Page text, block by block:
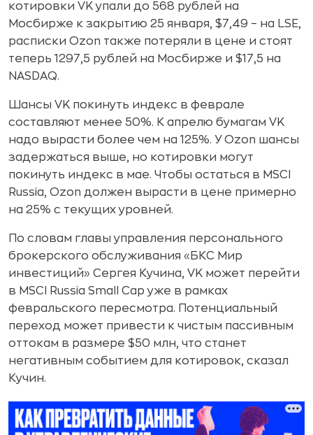
котировки VK упали до 568 рублей на
Мосбирже к закрытию 25 января, $7,49 – на LSE,
расписки Ozon также потеряли в цене и стоят
теперь 1297,5 рублей на Мосбирже и $17,5 на
NASDAQ.
Шансы VK покинуть индекс в феврале
составляют менее 50%. К апрелю бумагам VK
надо вырасти более чем на 125%. У Ozon шансы
задержаться выше, но котировки могут
покинуть индекс в мае. Чтобы остаться в MSCI
Russia, Ozon должен вырасти в цене примерно
на 25% с текущих уровней.
По словам главы управления персонального
брокерского обслуживания «БКС Мир
инвестиций» Сергея Кучина, VK может перейти
в MSCI Russia Small Cap уже в рамках
февральского пересмотра. Потенциальный
переход может привести к чистым пассивным
оттокам в размере $50 млн, что станет
негативным событием для котировок, сказал
Кучин.